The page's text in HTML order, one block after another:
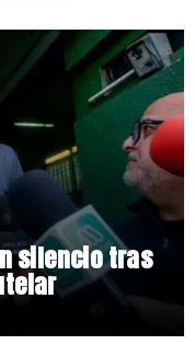
silencio tras